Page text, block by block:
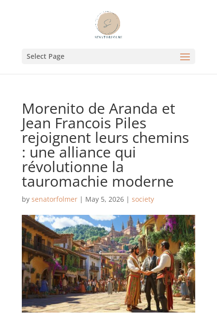
Select Page
Morenito de Aranda et
Jean Francois Piles
rejoignent leurs chemins
: une alliance qui
révolutionne la
tauromachie moderne
by senatorfolmer| May 5, 2026| society